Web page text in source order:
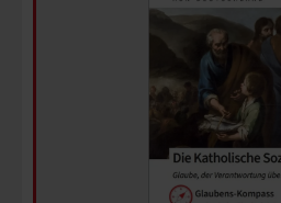
Ansehen
In den